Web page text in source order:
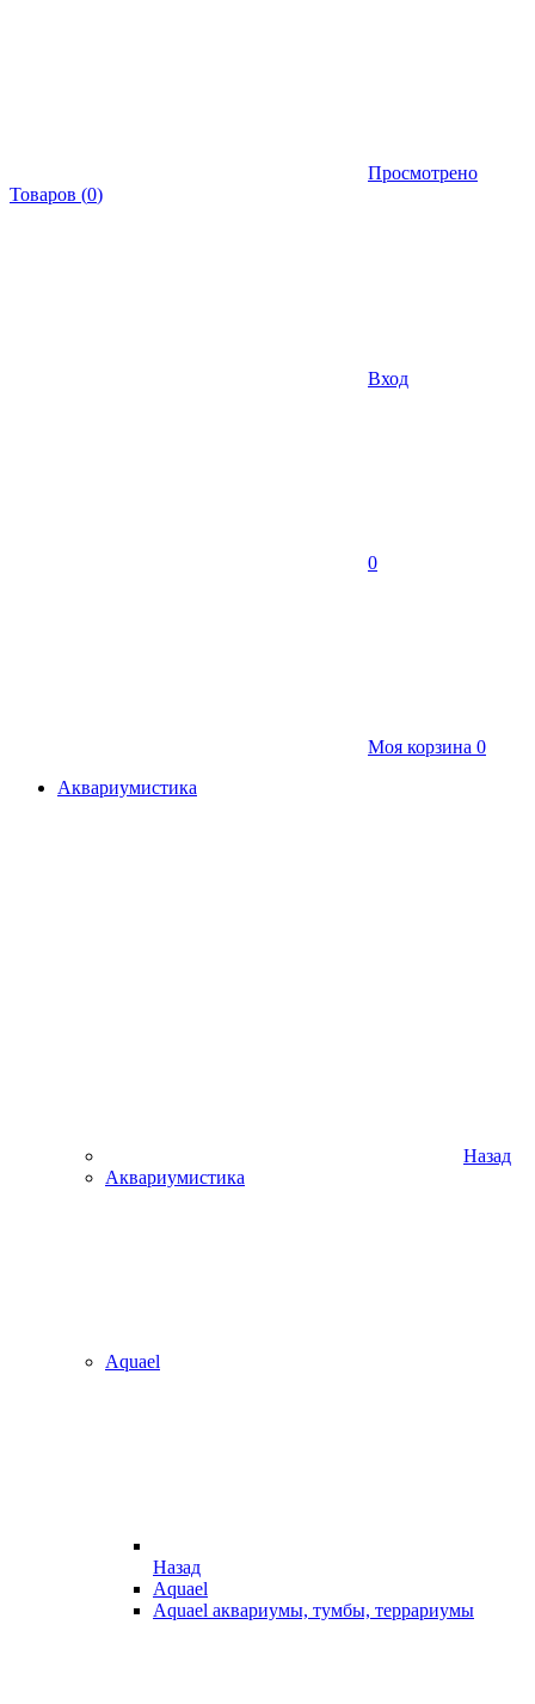
Просмотрено
Товаров (0)
Вход
0
Моя корзина 0
Аквариумистика
Назад
Аквариумистика
Aquael
Назад
Aquael
Aquael аквариумы, тумбы, террариумы